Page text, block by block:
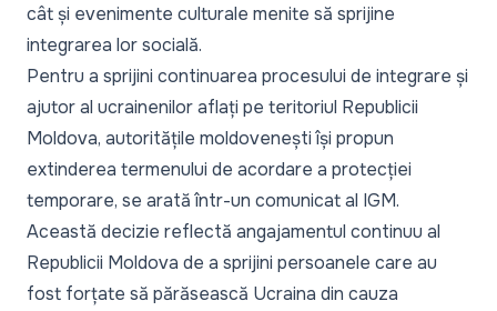
cât și evenimente culturale menite să sprijine
integrarea lor socială.
Pentru a sprijini continuarea procesului de integrare și
ajutor al ucrainenilor aflați pe teritoriul Republicii
Moldova, autoritățile moldovenești își propun
extinderea termenului de acordare a protecției
temporare, se arată într-un comunicat al IGM.
Această decizie reflectă angajamentul continuu al
Republicii Moldova de a sprijini persoanele care au
fost forțate să părăsească Ucraina din cauza